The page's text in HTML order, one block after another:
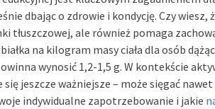
dbając o zdrowie i kondycję. Czy wiesz,
tłuszczowej, ale również pomaga
na kilogram masy ciała dla osób
wynosić 1,2-1,5 g. W kontekście
jeszcze ważniejsze – może sięgać
indywidualne zapotrzebowanie i jakie